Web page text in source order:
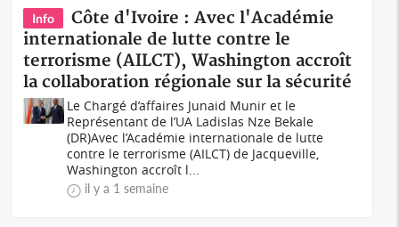
Info
Côte d'Ivoire : Avec l'Académie
internationale de lutte contre le
terrorisme (AILCT), Washington accroît
la collaboration régionale sur la sécurité
Le Chargé d’affaires Junaid Munir et le
Représentant de l’UA Ladislas Nze Bekale
(DR)Avec l’Académie internationale de lutte
contre le terrorisme (AILCT) de Jacqueville,
Washington accroît l...
il y a 1 semaine